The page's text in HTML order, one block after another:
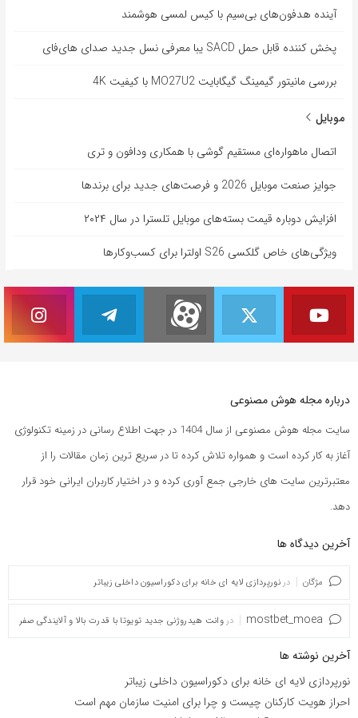
آینده هدفون‌های بی‌سیم با کیس لمسی هوشمند
پخش کننده قابل حمل SACD یبا معرفی نسل جدید صدای های‌فای
بررسی مانیتور گیمینگ گیگابایت MO27U2 با کیفیت 4K
موبایل
اتصال ماهواره‌ای مستقیم گوشی‌ با همکاری ودافون و تری
جوایز صنعت موبایل 2026 و فرصت‌های جدید برای برندها
افزایش دوباره قیمت بسته‌های موبایل تلسترا در سال ۲۰۲۴
ویژگی‌های خاص گلکسی S26 اولترا برای کسب‌وکارها
درباره مجله هوش مصنوعی
سایت مجله هوش مصنوعی از سال 1404 در جهت اطلاع رسانی در زمینه تکنولوژی
آغاز به کار کرده است و همواره تلاش کرده تا در سریع ترین زمان مقالات را از
معتبرترین سایت های خارجی جمع آوری کرده و در اختیار کاربران ایرانی خود قرار
دهد.
آخرین دیدگاه ها
مژگان در نورپردازی لایه ای خانه برای دکوراسیون داخلی زیباتر
mostbet_moea در وانت هیدروژنی جدید تویوتا با قدرت بالا و آلایندگی صفر
آخرین نوشته ها
نورپردازی لایه ای خانه برای دکوراسیون داخلی زیباتر
احراز هویت کارکنان چیست و چرا برای امنیت سازمان مهم است